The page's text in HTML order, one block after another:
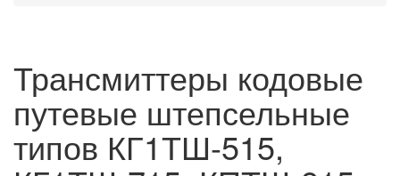
Трансмиттеры кодовые
путевые штепсельные
типов КГ1ТШ-515,